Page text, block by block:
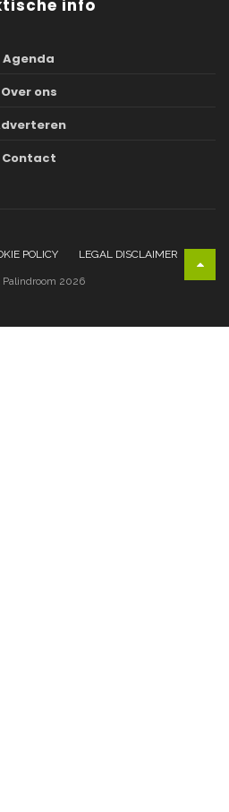
info
Agenda
Over ons
Contact
POLICY LEGAL DISCLAIMER
2026